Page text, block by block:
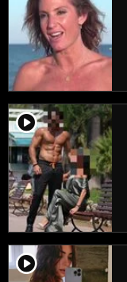
player2
player2